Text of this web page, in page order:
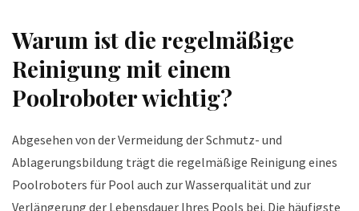
Warum ist die regelmäßige
Reinigung mit einem
Poolroboter wichtig?
Abgesehen von der Vermeidung der Schmutz- und
Ablagerungsbildung trägt die regelmäßige Reinigung eines
Poolroboters für Pool auch zur Wasserqualität und zur
Verlängerung der Lebensdauer Ihres Pools bei. Die häufigste